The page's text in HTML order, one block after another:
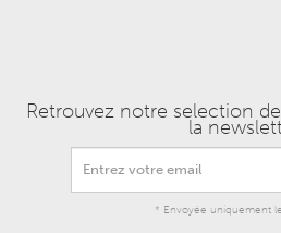
Retrouvez notre selection
la
* Envoyée uniquement